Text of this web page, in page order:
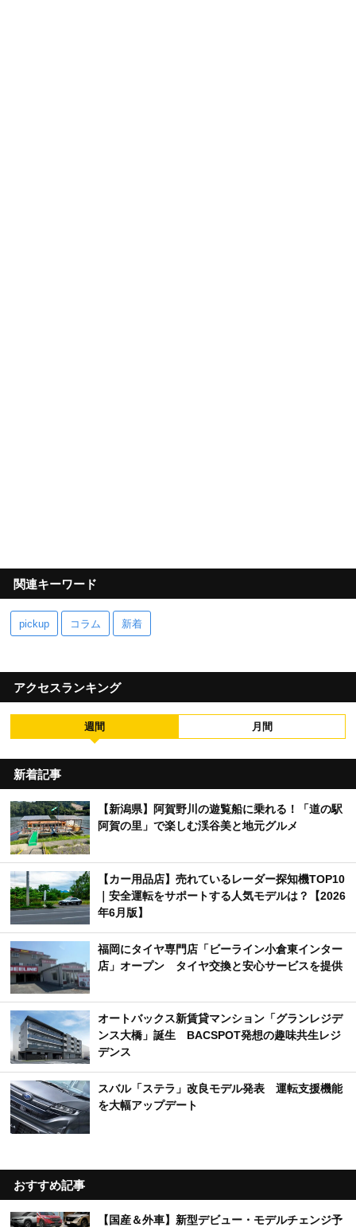
関連キーワード
pickup コラム 新着
アクセスランキング
週間 月間
新着記事
【新潟県】阿賀野川の遊覧船に乗れる！「道の駅
阿賀の里」で楽しむ渓谷美と地元グルメ
【カー用品店】売れているレーダー探知機TOP10
｜安全運転をサポートする人気モデルは？【2026
年6月版】
福岡にタイヤ専門店「ビーライン小倉東インター
店」オープン タイヤ交換と安心サービスを提供
オートバックス新賃貸マンション「グランレジデ
ンス大橋」誕生 BACSPOT発想の趣味共生レジ
デンス
スバル「ステラ」改良モデル発表 運転支援機能
を大幅アップデート
おすすめ記事
【国産＆外車】新型デビュー・モデルチェンジ予